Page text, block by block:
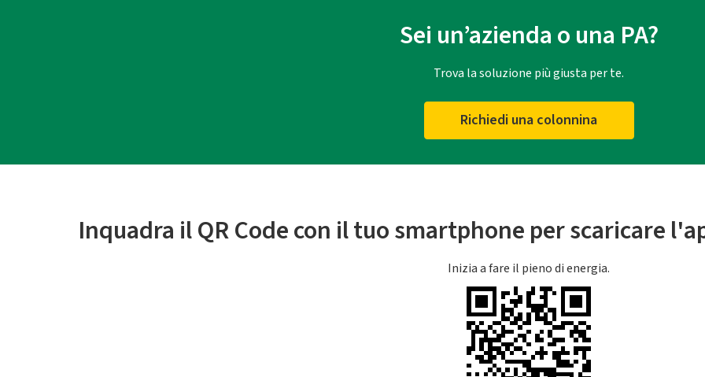
Sei un’azienda o una PA?
Trova la soluzione più giusta per te.
Richiedi una colonnina
Inquadra il QR Code con il tuo smartphone per scaricare
Inizia a fare il pieno di energia.